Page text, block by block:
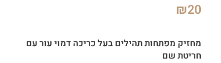
₪20
מחזיק מפתחות תהילים בעל כריכה דמוי עור עם
חריטת שם